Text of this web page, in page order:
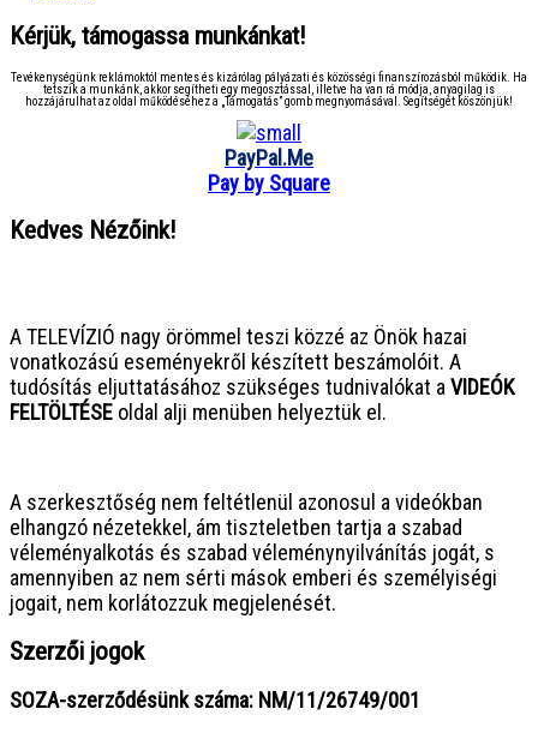
Kérjük, támogassa munkánkat!
Tevékenységünk reklámoktól mentes és kizárólag pályázati és közösségi finanszírozásból működik. Ha
tetszik a munkánk, akkor segítheti egy megosztással, illetve ha van rá módja, anyagilag is
hozzájárulhat az oldal működéséhez a „Támogatás” gomb megnyomásával. Segítségét köszönjük!
PayPal.Me
Pay by Square
Kedves Nézőink!
A TELEVÍZIÓ nagy örömmel teszi közzé az Önök hazai
vonatkozású eseményekről készített beszámolóit. A
tudósítás eljuttatásához szükséges tudnivalókat a VIDEÓK
FELTÖLTÉSE oldal alji menüben helyeztük el.
A szerkesztőség nem feltétlenül azonosul a videókban
elhangzó nézetekkel, ám tiszteletben tartja a szabad
véleményalkotás és szabad véleménynyilvánítás jogát, s
amennyiben az nem sérti mások emberi és személyiségi
jogait, nem korlátozzuk megjelenését.
Szerzői jogok
SOZA-szerződésünk száma: NM/11/26749/001